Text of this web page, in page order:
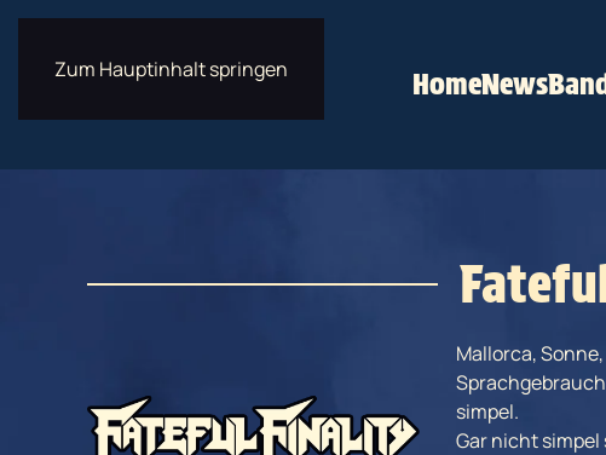
Zum Hauptinhalt springen HomeNews
Mallorca,
simpel.
Gar nicht simpel